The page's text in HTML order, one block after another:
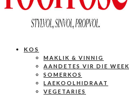
KOS
MAKLIK & VINNIG
AANDETES VIR DIE WEEK
SOMERKOS
LAEKOOLHIDRAAT
VEGETARIES